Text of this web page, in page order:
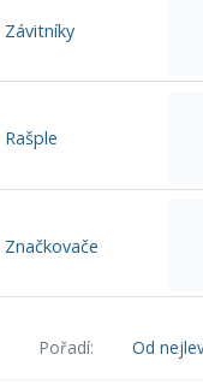
Závitníky
Rašple
Značkovače
Pořadí: Od